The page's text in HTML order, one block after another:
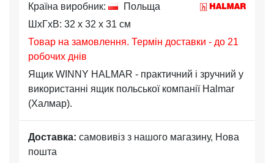
Країна виробник:
Польща
ШхГхВ: 32 x 32 x 31 см
Товар на замовлення. Термін доставки - до 21
робочих днів
Ящик WINNY HALMAR - практичний і зручний у
використанні ящик польської компанії Halmar
(Халмар).
Доставка: самовивіз з нашого магазину, Нова
пошта